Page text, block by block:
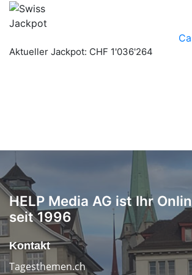
HELP Media AG ist Ihr
seit 1996
Kontakt
Tagesthemen.ch